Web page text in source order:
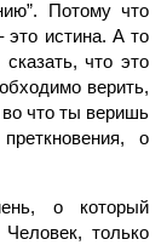
Потому что
это истина. А то
что это
верить,
что ты веришь
о
о который
Человек, только